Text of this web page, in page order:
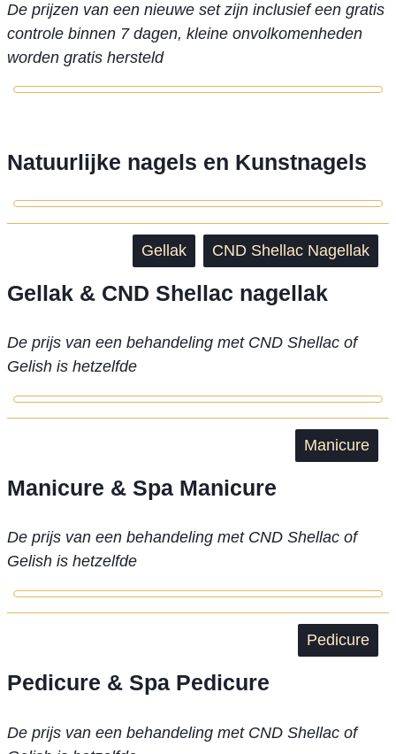
De prijzen van een nieuwe set zijn inclusief een gratis
controle binnen 7 dagen, kleine onvolkomenheden
worden gratis hersteld
Natuurlijke nagels en Kunstnagels
Gellak CND Shellac Nagellak
Gellak & CND Shellac nagellak
De prijs van een behandeling met CND Shellac of
Gelish is hetzelfde
Manicure
Manicure & Spa Manicure
De prijs van een behandeling met CND Shellac of
Gelish is hetzelfde
Pedicure
Pedicure & Spa Pedicure
De prijs van een behandeling met CND Shellac of